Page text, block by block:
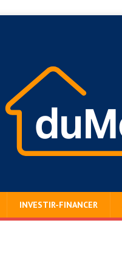
INVESTIR-FINANCER